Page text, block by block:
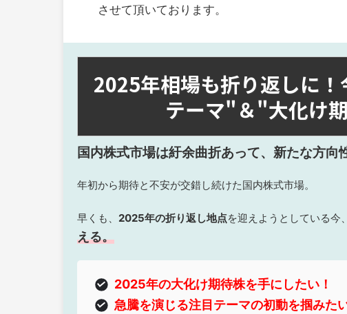
させて頂いております。
2025年相場も折り返しに
テーマ"＆"大化け
国内株式市場は紆余曲折あって、新たな方向
年初から期待と不安が交錯し続けた国内株式市場。
早くも、 2025年の折り返し地点を迎えようとしている今、
える。
2025年の大化け期待株を手にしたい！
急騰を演じる注目テーマの初動を掴みた